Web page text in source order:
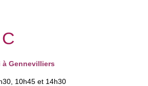
à Gennevilliers
10h45 et 14h30